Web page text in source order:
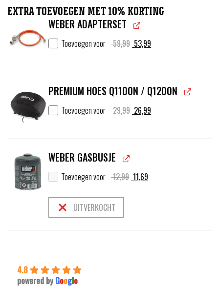
EXTRA TOEVOEGEN MET 10% KORTING
WEBER ADAPTERSET
Toevoegen voor 59,99 Oorspronkelijke
prijs
53,99
prijs
PREMIUM HOES Q1100N / Q1200N
Toevoegen voor 29,99 Oorspronkelijke
prijs
26,99
prijs
WEBER GASBUSJE
Toevoegen voor 12,99 Oorspronkelijke
prijs
11,69
prijs
UITVERKOCHT
4.8
powered by Google